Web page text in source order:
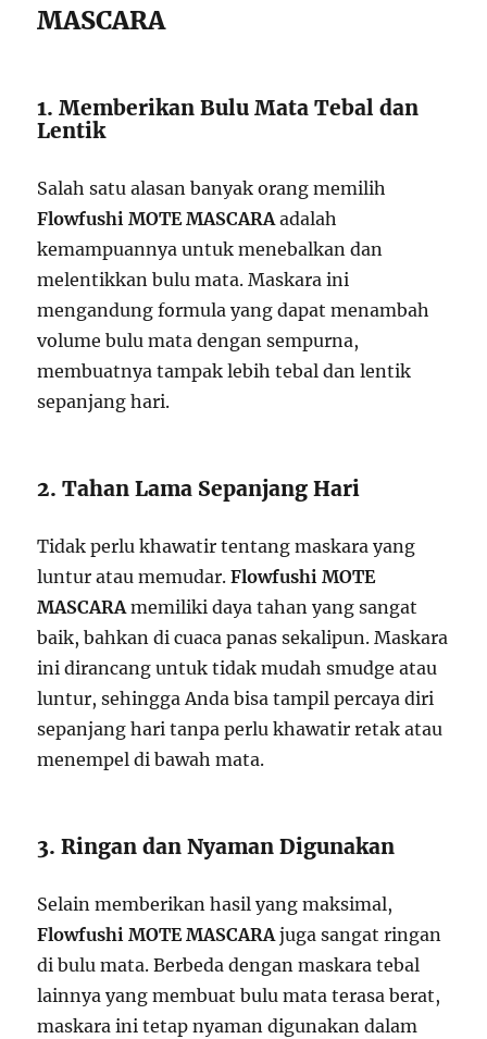
MASCARA
1. Memberikan Bulu Mata Tebal dan
Lentik
Salah satu alasan banyak orang memilih
Flowfushi MOTE MASCARAadalah
kemampuannya untuk menebalkan dan
melentikkan bulu mata. Maskara ini
mengandung formula yang dapat menambah
volume bulu mata dengan sempurna,
membuatnya tampak lebih tebal dan lentik
sepanjang hari.
2. Tahan Lama Sepanjang Hari
Tidak perlu khawatir tentang maskara yang
luntur atau memudar.Flowfushi MOTE
MASCARAmemiliki daya tahan yang sangat
baik, bahkan di cuaca panas sekalipun. Maskara
ini dirancang untuk tidak mudah smudge atau
luntur, sehingga Anda bisa tampil percaya diri
sepanjang hari tanpa perlu khawatir retak atau
menempel di bawah mata.
3. Ringan dan Nyaman Digunakan
Selain memberikan hasil yang maksimal,
Flowfushi MOTE MASCARAjuga sangat ringan
di bulu mata. Berbeda dengan maskara tebal
lainnya yang membuat bulu mata terasa berat,
maskara ini tetap nyaman digunakan dalam